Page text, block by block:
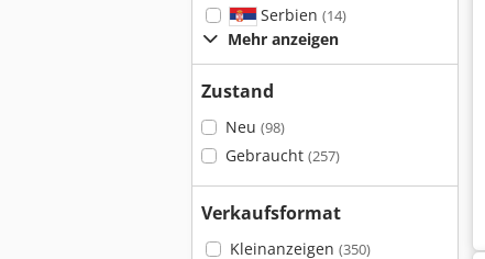
Serbien (14)
Mehr anzeigen
Zustand
Neu (98)
Gebraucht (257)
Verkaufsformat
Kleinanzeigen (350)